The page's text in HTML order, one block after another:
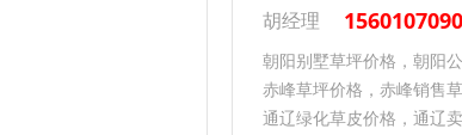
胡经理
朝阳别墅草坪价格，朝阳
赤峰草坪价格，赤峰销售
通辽绿化草皮价格，通辽